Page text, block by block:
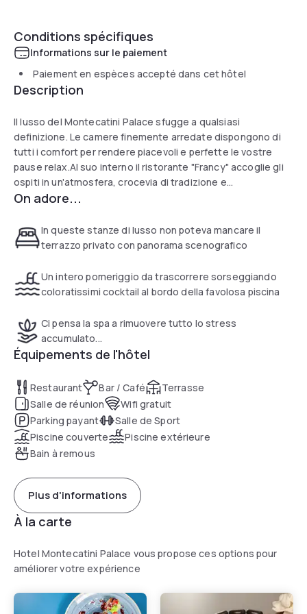
Conditions spécifiques
Informations sur le paiement
Paiement en espèces accepté dans cet hôtel
Description
Il lusso del Montecatini Palace sfugge a qualsiasi
definizione. Le camere finemente arredate dispongono di
tutti i comfort per rendere piacevoli e perfette le vostre
pause relax.Al suo interno il ristorante "Francy" accoglie gli
ospiti in un'atmosfera, crocevia di tradizione e
modernità.Scegliere il Montecatini Palace vuol dire:
sprofondare in una nuvola di relax".
On adore...
In queste stanze di lusso non poteva mancare il
terrazzo privato con panorama scenografico
Un intero pomeriggio da trascorrere sorseggiando
coloratissimi cocktail al bordo della favolosa piscina
Ci pensa la spa a rimuovere tutto lo stress
accumulato...
Équipements de l'hôtel
Restaurant Bar / Café
Terrasse
Salle de réunion
Wifi gratuit
Parking payant
Salle de Sport
Piscine couverte
Piscine extérieure
Bain à remous
Plus d'informations
À la carte
Hotel Montecatini Palace vous propose ces options pour
améliorer votre expérience